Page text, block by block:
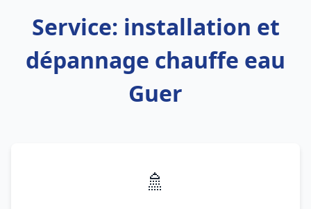
Service: installation et
dépannage chauffe eau
Guer
🚿